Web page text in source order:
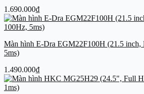
1.690.000₫
Màn hình E-Dra EGM22F100H (21.5
5ms)
1.490.000₫